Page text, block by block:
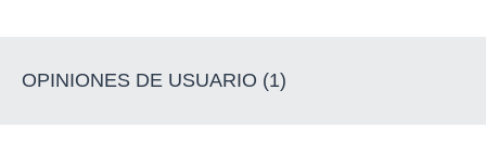
OPINIONES DE USUARIO (1)